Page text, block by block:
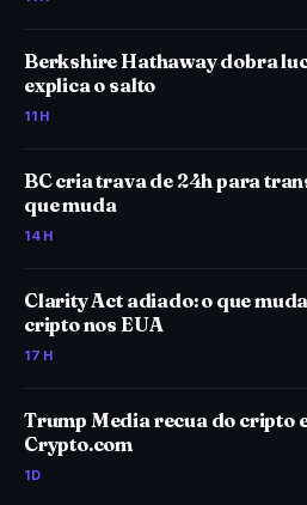
Berkshire Hathaway dobra
explica o salto
11H
BC cria trava de 24h para
que muda
14H
Clarity Act adiado: o que
cripto nos EUA
17H
Trump Media recua do cripto
Crypto.com
1D